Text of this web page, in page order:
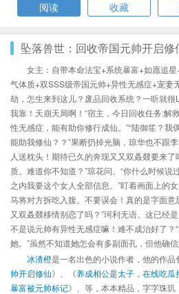
阅读
收藏
坠落兽世：回收帝国元帅开启修
女主：自带本命法宝+系统暴富+如愿追
气体质+双SSS级帝国元帅+异性无感症+宠妻
劫，怎生来到这儿？废品回收系统？一听就很
我靠！天崩天局啊！“宿主，今日回收任务:解
性无感症，能有助你修行成仙。”“陆御笙？
能助我修仙？？”果断扔掉光脑，琼华也不跟
人送枕头！期待已久的奔现又又双叒叕要来
质。难道你不知道？”琼花问。“你什么时候说
之内我要这个女人全部信息。”盯着画面上的
马将对方拆吃入腹。不要误会！真的是字面意
又双叒叕移情别恋了吗？”珂利无语。这已经
不是说元帅有异性无感症嘛！难不成治好了？
她。”虽然不知道她怎会有多副面孔，但他确信
冰渣橙是一名出色的小说作者，他的作品
帅开启修仙》、《养成相公是太子，在线吃瓜
暴富被元帅标记》、等，本本精品，字字珠